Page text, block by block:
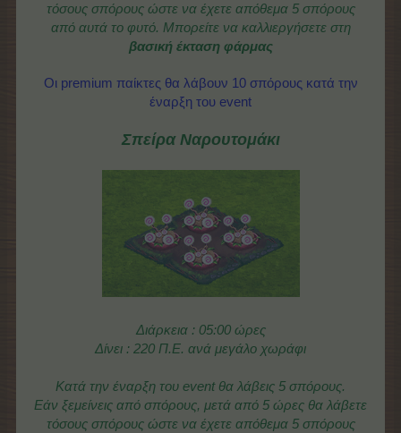
τόσους σπόρους ώστε να έχετε απόθεμα 5 σπόρους
από αυτά το φυτό. Μπορείτε να καλλιεργήσετε στη
βασική έκταση φάρμας
Οι premium παίκτες θα λάβουν 10 σπόρους κατά την
έναρξη του event
Σπείρα Ναρουτομάκι
Διάρκεια : 05:00 ώρες
Δίνει : 220 Π.Ε. ανά μεγάλο χωράφι
Κατά την έναρξη του event θα λάβεις 5 σπόρους.
Εάν ξεμείνεις από σπόρους, μετά από 5 ώρες θα λάβετε
τόσους σπόρους ώστε να έχετε απόθεμα 5 σπόρους